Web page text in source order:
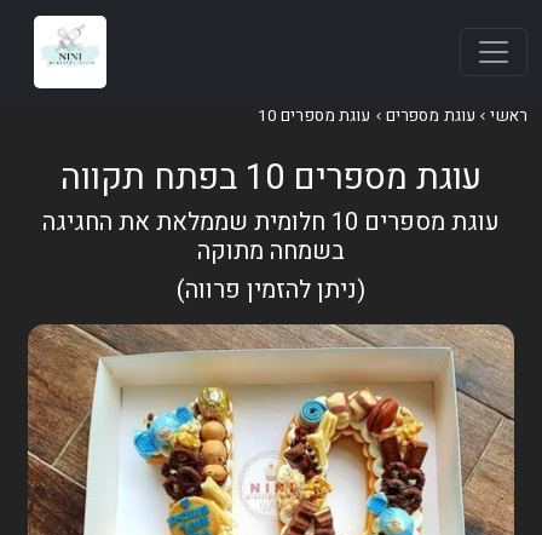
ראשי עוגת מספרים עוגת מספרים 10
עוגת מספרים 10 בפתח תקווה
עוגת מספרים 10 חלומית שממלאת את החגיגה
בשמחה מתוקה
(ניתן להזמין פרווה)